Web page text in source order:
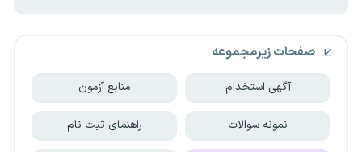
صفحات زیرمجموعه
آگهی استخدام منابع آزمون
نمونه سوالات راهنمای ثبت نام